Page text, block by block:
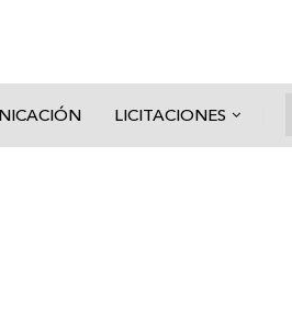
LICITACIONES